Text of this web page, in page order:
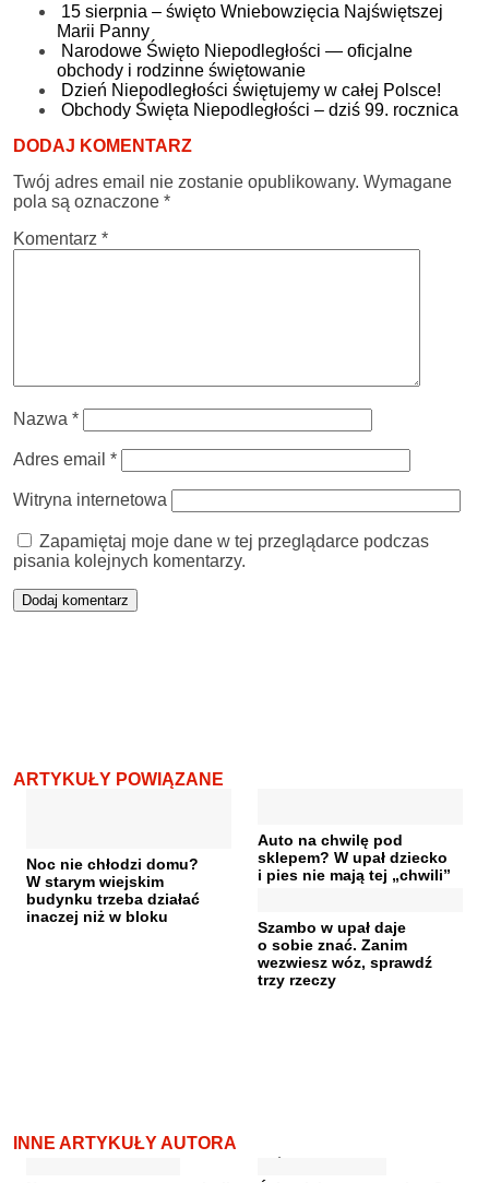
15 sierpnia – święto Wniebowzięcia Najświętszej
Marii Panny
Narodowe Święto Niepodległości — oficjalne
obchody i rodzinne świętowanie
Dzień Niepodległości świętujemy w całej Polsce!
Obchody Święta Niepodległości – dziś 99. rocznica
DODAJ KOMENTARZ
Twój adres email nie zostanie opublikowany. Wymagane
pola są oznaczone *
Komentarz *
Nazwa *
Adres email *
Witryna internetowa
Zapamiętaj moje dane w tej przeglądarce podczas
pisania kolejnych komentarzy.
ARTYKUŁY POWIĄZANE
Noc nie chłodzi domu?
W starym wiejskim
budynku trzeba działać
inaczej niż w bloku
Auto na chwilę pod
sklepem? W upał dziecko
i pies nie mają tej „chwili”
Szambo w upał daje
o sobie znać. Zanim
wezwiesz wóz, sprawdź
trzy rzeczy
INNE ARTYKUŁY AUTORA